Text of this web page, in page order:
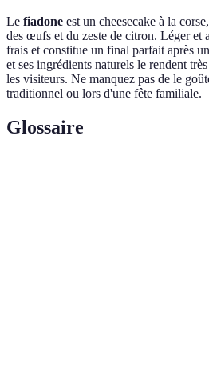
Le fiadone est un cheesecake à la
des œufs et du zeste de citron. Léger et
frais et constitue un final parfait après
et ses ingrédients naturels le rendent
les visiteurs. Ne manquez pas de le
traditionnel ou lors d'une fête familiale.
Glossaire